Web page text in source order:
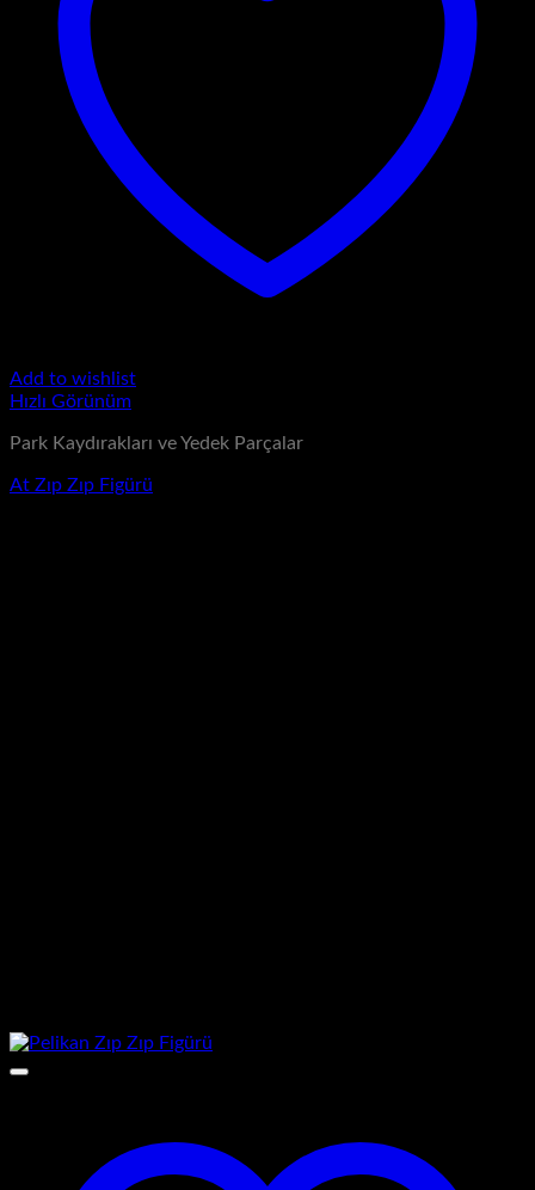
Add to wishlist
Hızlı Görünüm
Park Kaydırakları ve Yedek Parçalar
At Zıp Zıp Figürü